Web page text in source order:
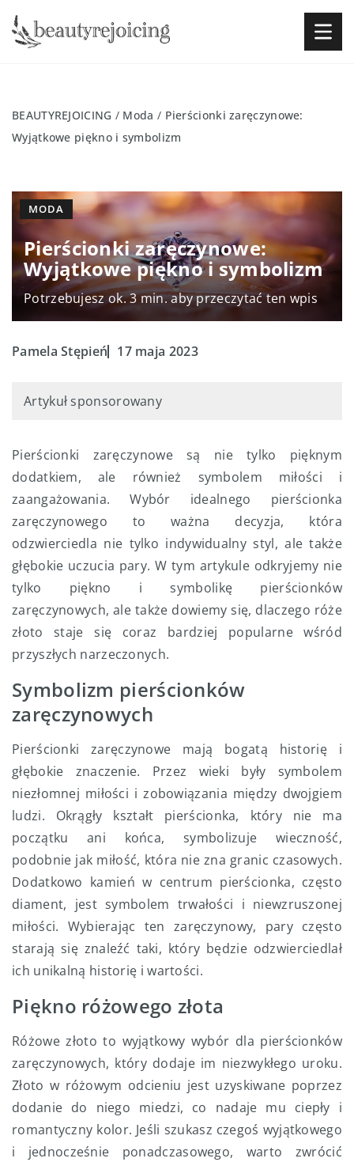
BEAUTYREJOICING / Moda / Pierścionki zaręczynowe:
Wyjątkowe piękno i symbolizm
Pierścionki zaręczynowe:
Wyjątkowe piękno i symbolizm
Potrzebujesz ok. 3 min. aby przeczytać ten wpis
MODA
Pamela Stępień 17 maja 2023
Artykuł sponsorowany
Pierścionki zaręczynowe są nie tylko pięknym
dodatkiem, ale również symbolem miłości i
zaangażowania. Wybór idealnego pierścionka
zaręczynowego to ważna decyzja, która
odzwierciedla nie tylko indywidualny styl, ale także
głębokie uczucia pary. W tym artykule odkryjemy nie
tylko piękno i symbolikę pierścionków
zaręczynowych, ale także dowiemy się, dlaczego róże
złoto staje się coraz bardziej popularne wśród
przyszłych narzeczonych.
Symbolizm pierścionków
zaręczynowych
Pierścionki zaręczynowe mają bogatą historię i
głębokie znaczenie. Przez wieki były symbolem
niezłomnej miłości i zobowiązania między dwojgiem
ludzi. Okrągły kształt pierścionka, który nie ma
początku ani końca, symbolizuje wieczność,
podobnie jak miłość, która nie zna granic czasowych.
Dodatkowo kamień w centrum pierścionka, często
diament, jest symbolem trwałości i niewzruszonej
miłości. Wybierając ten zaręczynowy, pary często
starają się znaleźć taki, który będzie odzwierciedlał
ich unikalną historię i wartości.
Piękno różowego złota
Różowe złoto to wyjątkowy wybór dla pierścionków
zaręczynowych, który dodaje im niezwykłego uroku.
Złoto w różowym odcieniu jest uzyskiwane poprzez
dodanie do niego miedzi, co nadaje mu ciepły i
romantyczny kolor. Jeśli szukasz czegoś wyjątkowego
i jednocześnie ponadczasowego, warto zwrócić